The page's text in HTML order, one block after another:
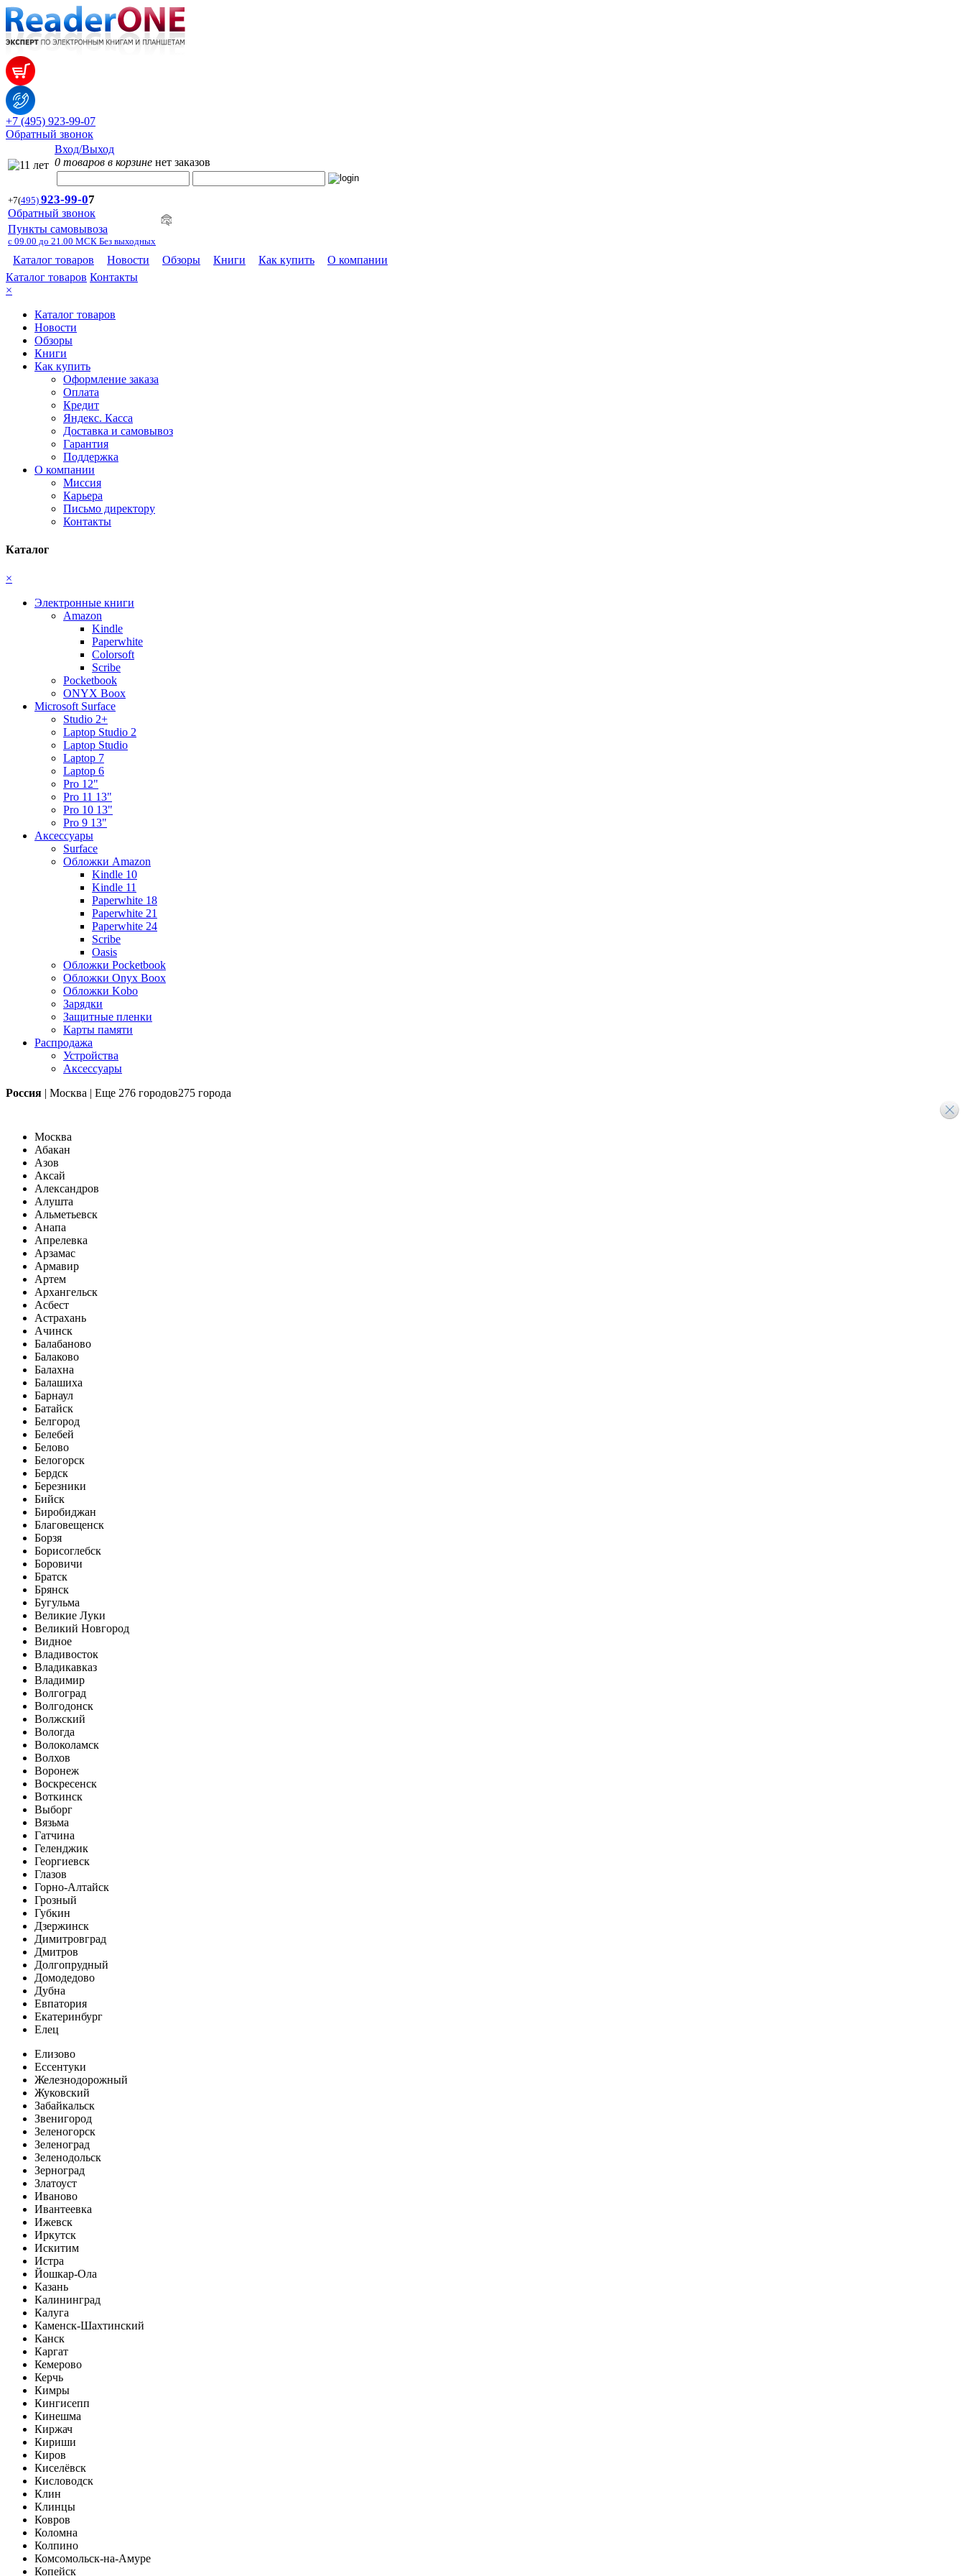
+7 (495) 923-99-07
Обратный звонок
Вход/Выход
0 товаров в корзине нет заказов
+7(495) 923-99-07
Обратный звонок
Пункты самовывоза
с 09.00 до 21.00 МСК Без выходных
Каталог товаров Новости Обзоры Книги Как купить
О компании
Каталог товаров Контакты
×
Каталог товаров
Новости
Обзоры
Книги
Как купить
Оформление заказа
Оплата
Кредит
Яндекс. Касса
Доставка и самовывоз
Гарантия
Поддержка
О компании
Миссия
Карьера
Письмо директору
Контакты
Каталог
×
Электронные книги
Amazon
Kindle
Paperwhite
Colorsoft
Scribe
Pocketbook
ONYX Boox
Microsoft Surface
Studio 2+
Laptop Studio 2
Laptop Studio
Laptop 7
Laptop 6
Pro 12"
Pro 11 13"
Pro 10 13"
Pro 9 13"
Аксессуары
Surface
Обложки Amazon
Kindle 10
Kindle 11
Paperwhite 18
Paperwhite 21
Paperwhite 24
Scribe
Oasis
Обложки Pocketbook
Обложки Onyx Boox
Обложки Kobo
Зарядки
Защитные пленки
Карты памяти
Распродажа
Устройства
Аксессуары
Россия | Москва | Еще 276 городов275 города
Москва
Абакан
Азов
Аксай
Александров
Алушта
Альметьевск
Анапа
Апрелевка
Арзамас
Армавир
Артем
Архангельск
Асбест
Астрахань
Ачинск
Балабаново
Балаково
Балахна
Балашиха
Барнаул
Батайск
Белгород
Белебей
Белово
Белогорск
Бердск
Березники
Бийск
Биробиджан
Благовещенск
Борзя
Борисоглебск
Боровичи
Братск
Брянск
Бугульма
Великие Луки
Великий Новгород
Видное
Владивосток
Владикавказ
Владимир
Волгоград
Волгодонск
Волжский
Вологда
Волоколамск
Волхов
Воронеж
Воскресенск
Воткинск
Выборг
Вязьма
Гатчина
Геленджик
Георгиевск
Глазов
Горно-Алтайск
Грозный
Губкин
Дзержинск
Димитровград
Дмитров
Долгопрудный
Домодедово
Дубна
Евпатория
Екатеринбург
Елец
Елизово
Ессентуки
Железнодорожный
Жуковский
Забайкальск
Звенигород
Зеленогорск
Зеленоград
Зеленодольск
Зерноград
Златоуст
Иваново
Ивантеевка
Ижевск
Иркутск
Искитим
Истра
Йошкар-Ола
Казань
Калининград
Калуга
Каменск-Шахтинский
Канск
Каргат
Кемерово
Керчь
Кимры
Кингисепп
Кинешма
Киржач
Кириши
Киров
Киселёвск
Кисловодск
Клин
Клинцы
Ковров
Коломна
Колпино
Комсомольск-на-Амуре
Копейск